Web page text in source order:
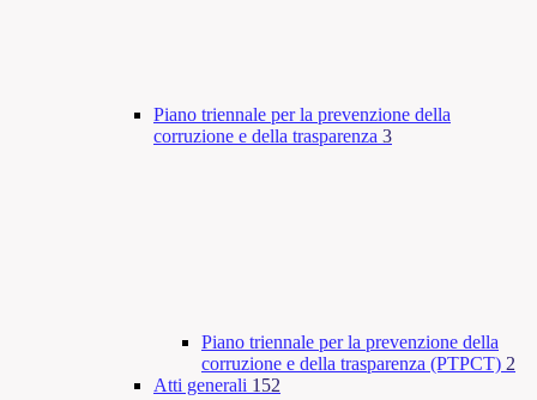
Piano triennale per la prevenzione della
corruzione e della trasparenza 3
Piano triennale per la prevenzione della
corruzione e della trasparenza (PTPCT) 2
Atti generali 152